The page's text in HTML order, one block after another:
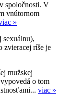
spoločnosti. V
vnútornom
»
sexuálnu),
ríše je
mužskej
o tom
viac »